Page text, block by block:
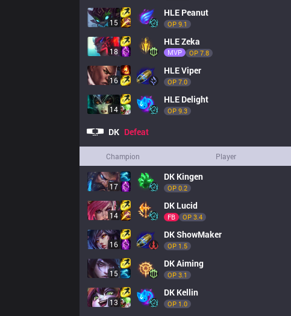
15
HLE Peanut
OP 9.1
18
HLEZeka
MVP OP 7.8
16
HLEViper
OP 7.0
14
HLE Delight
OP 9.3
DK Defeat
Champion Player
17
DK Kingen
OP 0.2
14
DK Lucid
FB OP 3.4
16
DKShowMaker
OP 1.5
15
DKAiming
OP 3.1
13
DK Kellin
OP 1.0